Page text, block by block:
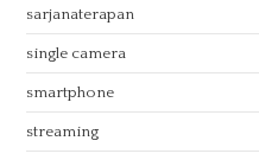
sarjanaterapan
single camera
smartphone
streaming